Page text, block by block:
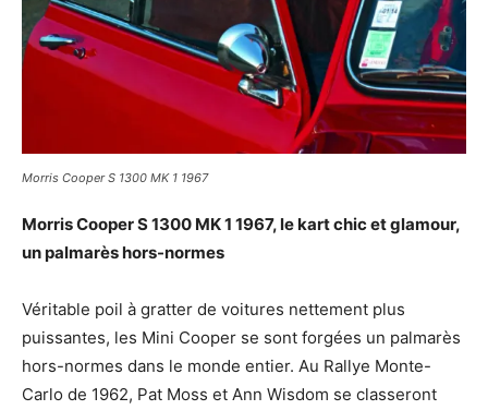
Morris Cooper S 1300 MK 1 1967
Morris Cooper S 1300 MK 1 1967, le kart chic et glamour,
un palmarès hors-normes
Véritable poil à gratter de voitures nettement plus
puissantes, les Mini Cooper se sont forgées un palmarès
hors-normes dans le monde entier. Au Rallye Monte-
Carlo de 1962, Pat Moss et Ann Wisdom se classeront